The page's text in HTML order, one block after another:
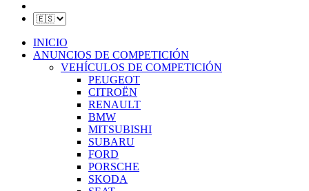
INICIO
ANUNCIOS DE COMPETICIÓN
VEHÍCULOS DE COMPETICIÓN
PEUGEOT
CITROËN
RENAULT
BMW
MITSUBISHI
SUBARU
FORD
PORSCHE
SKODA